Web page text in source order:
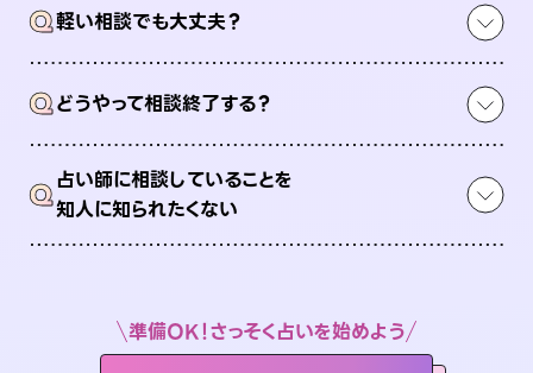
Q軽い相談でも大丈夫？
Qどうやって相談終了する？
Q占い師に相談していることを
知人に知られたくない
準備OK！さっそく占いを始めよう